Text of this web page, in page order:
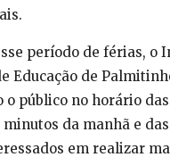
período de férias, o
Educação de
o público no horário das
da manhã e das
em realizar